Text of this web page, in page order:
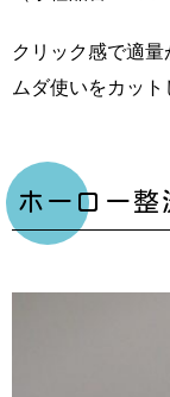
クリック感で適
ムダ使いをカット
ホーロー整